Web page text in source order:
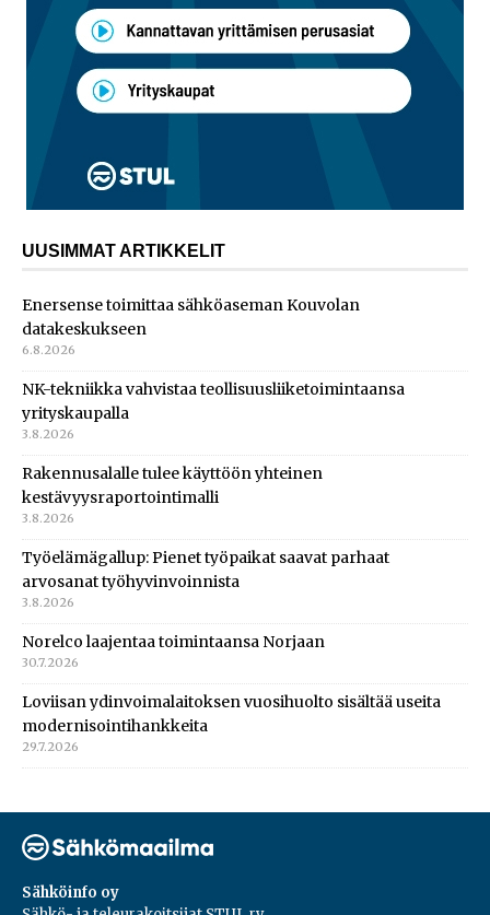
UUSIMMAT ARTIKKELIT
Enersense toimittaa sähköaseman Kouvolan
datakeskukseen
6.8.2026
NK-tekniikka vahvistaa teollisuusliiketoimintaansa
yrityskaupalla
3.8.2026
Rakennusalalle tulee käyttöön yhteinen
kestävyysraportointimalli
3.8.2026
Työelämägallup: Pienet työpaikat saavat parhaat
arvosanat työhyvinvoinnista
3.8.2026
Norelco laajentaa toimintaansa Norjaan
30.7.2026
Loviisan ydinvoimalaitoksen vuosihuolto sisältää useita
modernisointihankkeita
29.7.2026
Sähköinfo oy